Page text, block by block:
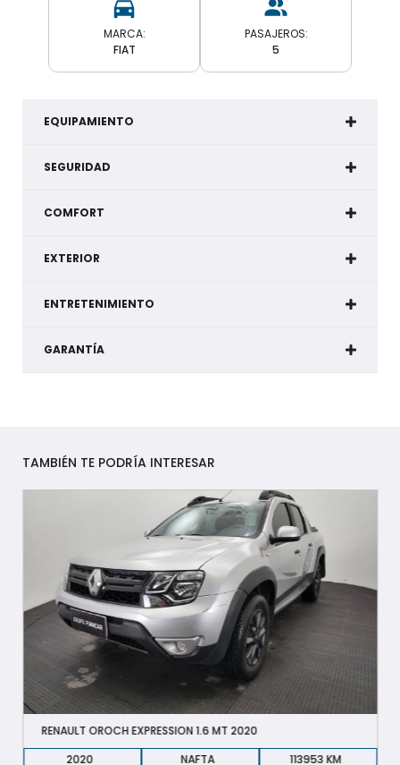
MARCA:
FIAT
PASAJEROS:
5
EQUIPAMIENTO
SEGURIDAD
COMFORT
EXTERIOR
ENTRETENIMIENTO
GARANTÍA
TAMBIÉN TE PODRÍA INTERESAR
RENAULT OROCH EXPRESSION 1.6 MT 2020
2020
NAFTA 113953